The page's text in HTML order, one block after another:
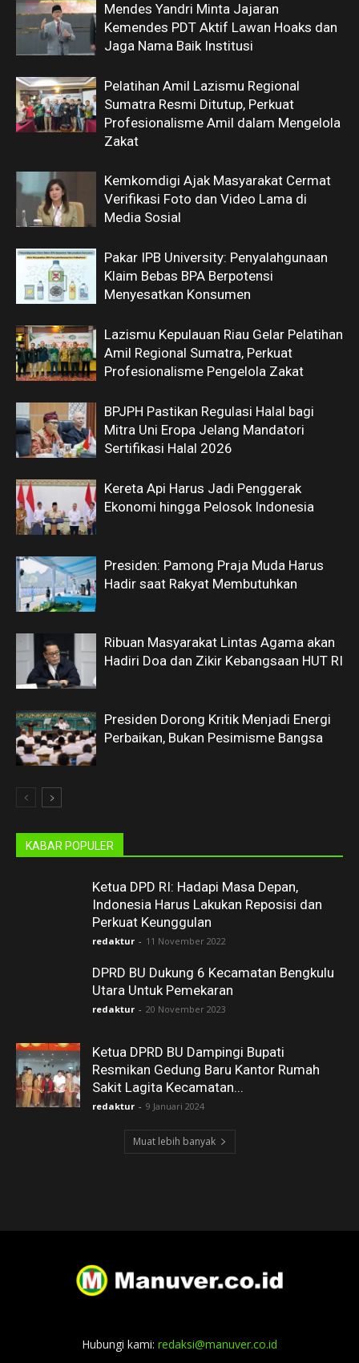
Mendes Yandri Minta Jajaran
Kemendes PDT Aktif Lawan Hoaks dan
Jaga Nama Baik Institusi
Pelatihan Amil Lazismu Regional
Sumatra Resmi Ditutup, Perkuat
Profesionalisme Amil dalam Mengelola
Zakat
Kemkomdigi Ajak Masyarakat Cermat
Verifikasi Foto dan Video Lama di
Media Sosial
Pakar IPB University: Penyalahgunaan
Klaim Bebas BPA Berpotensi
Menyesatkan Konsumen
Lazismu Kepulauan Riau Gelar Pelatihan
Amil Regional Sumatra, Perkuat
Profesionalisme Pengelola Zakat
BPJPH Pastikan Regulasi Halal bagi
Mitra Uni Eropa Jelang Mandatori
Sertifikasi Halal 2026
Kereta Api Harus Jadi Penggerak
Ekonomi hingga Pelosok Indonesia
Presiden: Pamong Praja Muda Harus
Hadir saat Rakyat Membutuhkan
Ribuan Masyarakat Lintas Agama akan
Hadiri Doa dan Zikir Kebangsaan HUT RI
Presiden Dorong Kritik Menjadi Energi
Perbaikan, Bukan Pesimisme Bangsa
KABAR POPULER
Ketua DPD RI: Hadapi Masa Depan,
Indonesia Harus Lakukan Reposisi dan
Perkuat Keunggulan
redaktur - 11 November 2022
DPRD BU Dukung 6 Kecamatan Bengkulu
Utara Untuk Pemekaran
redaktur - 20 November 2023
Ketua DPRD BU Dampingi Bupati
Resmikan Gedung Baru Kantor Rumah
Sakit Lagita Kecamatan...
redaktur - 9 Januari 2024
Muat lebih banyak
Hubungi kami: redaksi@manuver.co.id